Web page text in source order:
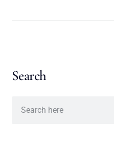
Search